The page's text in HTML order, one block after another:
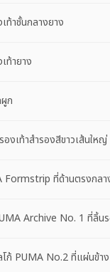
ท้าชั้นกลางยาง
ท้ายาง
ก
องเท้าสำรองสีขาวเส้นใหญ่
Formstrip ที่ด้านตรงกลา
Archive No. 1 ที่ลิ้นร
ก้ PUMA No.2 ที่แผ่นข้าง